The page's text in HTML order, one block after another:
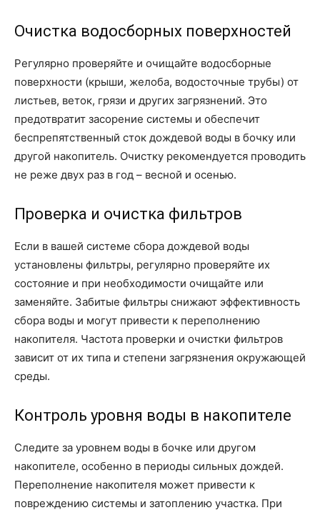
Очистка водосборных поверхностей
Регулярно проверяйте и очищайте водосборные
поверхности (крыши, желоба, водосточные трубы) от
листьев, веток, грязи и других загрязнений. Это
предотвратит засорение системы и обеспечит
беспрепятственный сток дождевой воды в бочку или
другой накопитель. Очистку рекомендуется проводить
не реже двух раз в год – весной и осенью.
Проверка и очистка фильтров
Если в вашей системе сбора дождевой воды
установлены фильтры, регулярно проверяйте их
состояние и при необходимости очищайте или
заменяйте. Забитые фильтры снижают эффективность
сбора воды и могут привести к переполнению
накопителя. Частота проверки и очистки фильтров
зависит от их типа и степени загрязнения окружающей
среды.
Контроль уровня воды в накопителе
Следите за уровнем воды в бочке или другом
накопителе, особенно в периоды сильных дождей.
Переполнение накопителя может привести к
повреждению системы и затоплению участка. При